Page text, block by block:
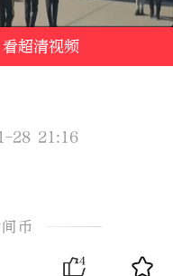
超清视频
28 21:16
币
4